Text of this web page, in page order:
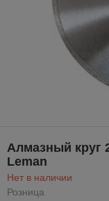
Алмазный круг
Leman
Нет в наличии
Розница